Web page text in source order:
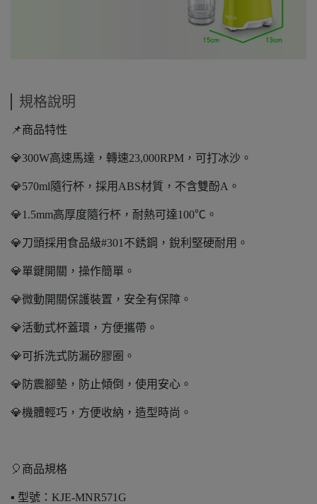
規格說明
📌商品特性
💎300W高速馬達，轉速23,000RPM，可打冰沙。
💎570ml隨行杯，採用ABS材質，不含雙酚A。
💎1.5mm高厚度隨行杯，耐熱可達100℃。
💎刀頭採用食品級#301不銹鋼，銳利堅硬耐用。
💎單鍵開關，操作簡單。
💎微動開關保護裝置，安全有保障。
💎活動式杯蓋環，方便攜帶。
💎可拆洗式防漏矽膠圈。
💎防震腳墊，防止傾倒，使用安心。
💎機體輕巧，方便收納，造型時尚。
🎈商品規格
▪️ 型號：KJE-MNR571G